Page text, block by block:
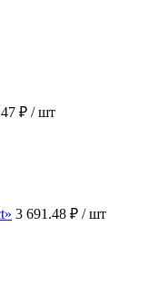
₽ / шт
3 691.48 ₽ / шт